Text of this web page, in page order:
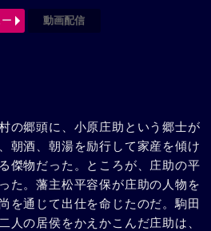
動画配信
の郷頭に、小原庄助という郷士が
朝酒、朝湯を励行して家産を傾け
傑物だった。ところが、庄助の平
た。藩主松平容保が庄助の人物を
を通じて出仕を命じたのだ。駒田
人の居侯をかえかこんだ庄助は、